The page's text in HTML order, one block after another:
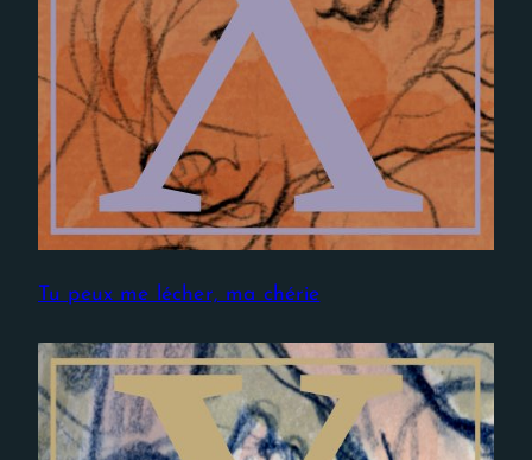
Tu peux me lécher, ma chérie
disparaîtront
du site Web.